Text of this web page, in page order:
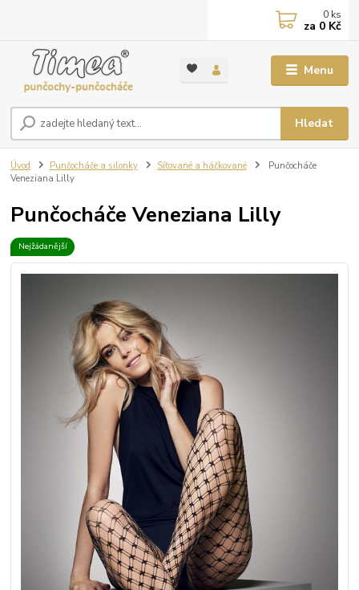
Menu
Hledat
0 ks
za 0 Kč
Úvod Punčocháče a silonky Síťované a háčkované
Punčocháče
Veneziana Lilly
Punčocháče Veneziana Lilly
Nejžádanější